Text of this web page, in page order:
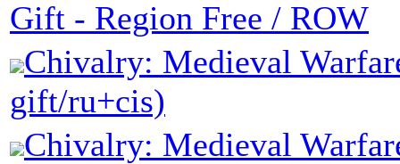
Gift - Region Free / ROW
Chivalry: Medieval
gift/ru+cis)
Chivalry: Medieval